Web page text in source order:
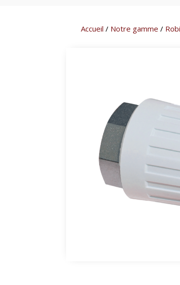
Accueil / Notre gamme /